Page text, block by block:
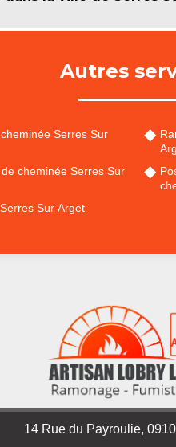
Autres
Serres Sur
cheminée Serres Sur
Sur Arget
14 Rue du Payroulie,